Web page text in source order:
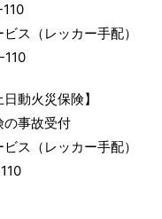
ス（レッカー手配）
日動火災保険】
の事故受付
ス（レッカー手配）